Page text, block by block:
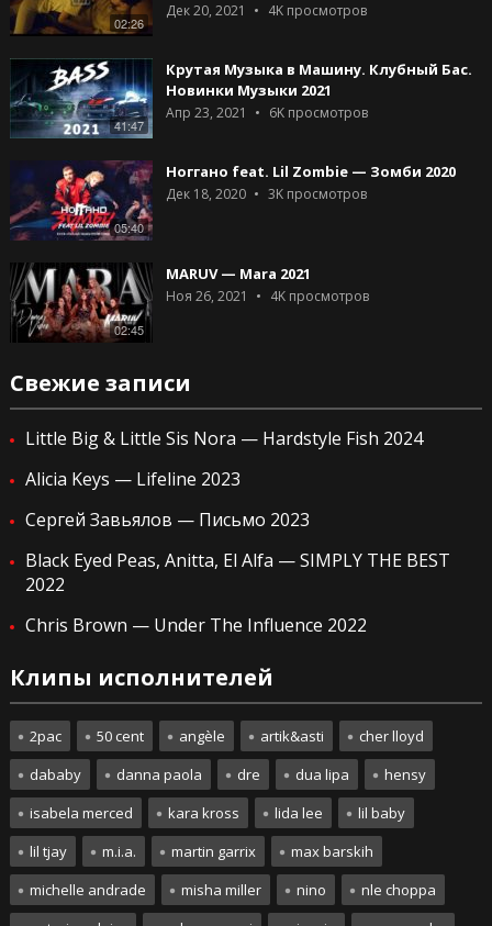
02:26
Дек 20, 2021 4Kпросмотров
41:47
Крутая Музыка в Машину. Клубный Бас.
Новинки Музыки 2021
Апр 23, 2021 6Kпросмотров
05:40
Ноггано feat. Lil Zombie — Зомби 2020
Дек 18, 2020 3Kпросмотров
02:45
MARUV — Mara 2021
Ноя 26, 2021 4Kпросмотров
Свежие записи
Little Big & Little Sis Nora — Hardstyle Fish 2024
Alicia Keys — Lifeline 2023
Сергей Завьялов — Письмо 2023
Black Eyed Peas, Anitta, El Alfa — SIMPLY THE BEST
2022
Chris Brown — Under The Influence 2022
Клипы исполнителей
2pac 50 cent angèle artik&asti
cher lloyd
dababy
danna paola dre dua lipa
hensy
isabela merced
kara kross lida lee
lil baby
lil tjay
m.i.a. martin garrix
max barskih
michelle andrade
misha miller nino
nle choppa